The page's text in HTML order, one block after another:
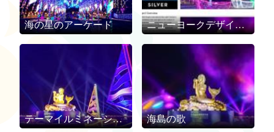
海の星のアーケード ニューヨークデザインアワード「ライティングデザイン」部門銀賞
テーマイルミネーション 海島の歌